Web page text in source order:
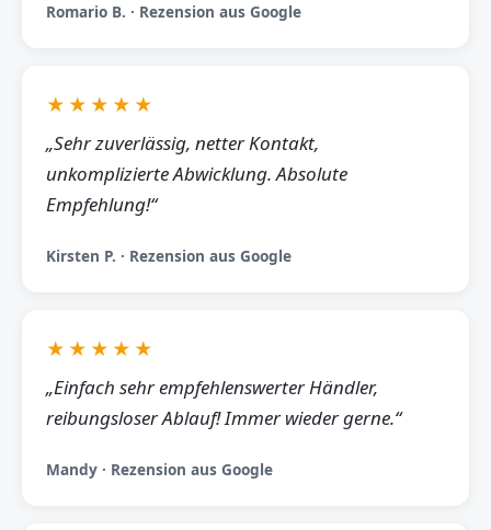
Romario B. · Rezension aus Google
★★★★★
„Sehr zuverlässig, netter Kontakt,
unkomplizierte Abwicklung. Absolute
Empfehlung!“
Kirsten P. · Rezension aus Google
★★★★★
„Einfach sehr empfehlenswerter Händler,
reibungsloser Ablauf! Immer wieder gerne.“
Mandy · Rezension aus Google